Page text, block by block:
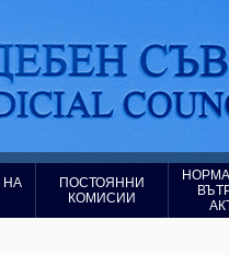
НА
ПОСТОЯННИ
КОМИСИИ